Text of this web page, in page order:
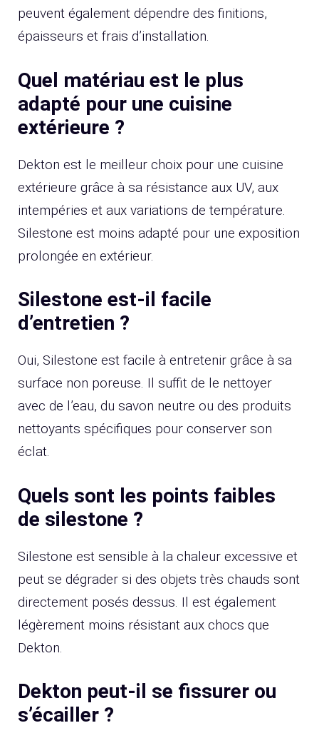
peuvent également dépendre des finitions,
épaisseurs et frais d’installation.
Quel matériau est le plus
adapté pour une cuisine
extérieure ?
Dekton est le meilleur choix pour une cuisine
extérieure grâce à sa résistance aux UV, aux
intempéries et aux variations de température.
Silestone est moins adapté pour une exposition
prolongée en extérieur.
Silestone est-il facile
d’entretien ?
Oui, Silestone est facile à entretenir grâce à sa
surface non poreuse. Il suffit de le nettoyer
avec de l’eau, du savon neutre ou des produits
nettoyants spécifiques pour conserver son
éclat.
Quels sont les points faibles
de silestone ?
Silestone est sensible à la chaleur excessive et
peut se dégrader si des objets très chauds sont
directement posés dessus. Il est également
légèrement moins résistant aux chocs que
Dekton.
Dekton peut-il se fissurer ou
s’écailler ?